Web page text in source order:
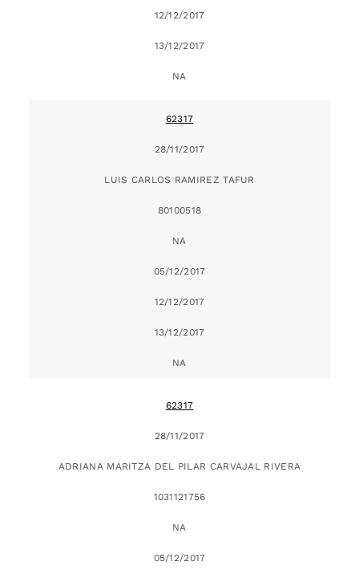
12/12/2017
13/12/2017
NA
62317
28/11/2017
LUIS CARLOS RAMIREZ TAFUR
80100518
NA
05/12/2017
12/12/2017
13/12/2017
NA
62317
28/11/2017
ADRIANA MARITZA DEL PILAR CARVAJAL RIVERA
1031121756
NA
05/12/2017